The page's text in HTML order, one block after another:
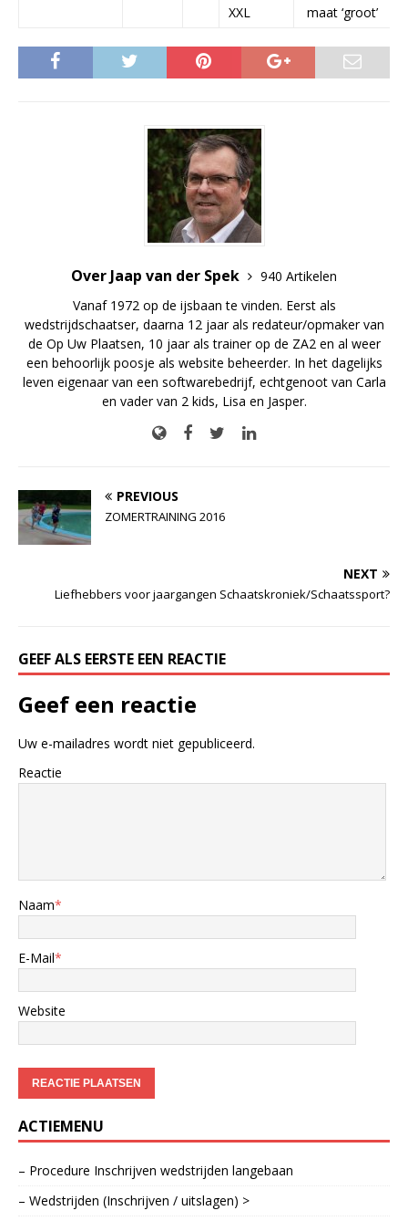
XXL
maat ‘groot’
Over Jaap van der Spek
940 Artikelen
Vanaf 1972 op de ijsbaan te vinden. Eerst als
wedstrijdschaatser, daarna 12 jaar als redateur/opmaker van
de Op Uw Plaatsen, 10 jaar als trainer op de ZA2 en al weer
een behoorlijk poosje als website beheerder. In het dagelijks
leven eigenaar van een softwarebedrijf, echtgenoot van Carla
en vader van 2 kids, Lisa en Jasper.
PREVIOUS
ZOMERTRAINING 2016
NEXT
Liefhebbers voor jaargangen Schaatskroniek/Schaatssport?
GEEF ALS EERSTE EEN REACTIE
Geef een reactie
Uw e-mailadres wordt niet gepubliceerd.
Reactie
Naam*
E-Mail*
Website
ACTIEMENU
– Procedure Inschrijven wedstrijden langebaan
– Wedstrijden (Inschrijven / uitslagen) >